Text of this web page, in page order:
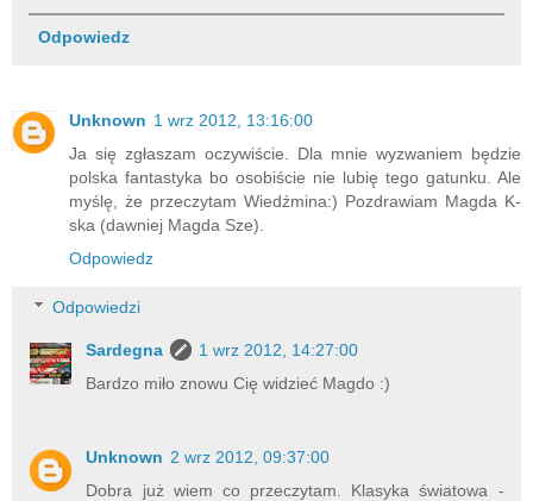
Odpowiedz
Unknown 1 wrz 2012, 13:16:00
Ja się zgłaszam oczywiście. Dla mnie wyzwaniem będzie
polska fantastyka bo osobiście nie lubię tego gatunku. Ale
myślę, że przeczytam Wiedźmina:) Pozdrawiam Magda K-
ska (dawniej Magda Sze).
Odpowiedz
Odpowiedzi
Sardegna
1 wrz 2012, 14:27:00
Bardzo miło znowu Cię widzieć Magdo :)
Unknown 2 wrz 2012, 09:37:00
Dobra już wiem co przeczytam. Klasyka światowa -